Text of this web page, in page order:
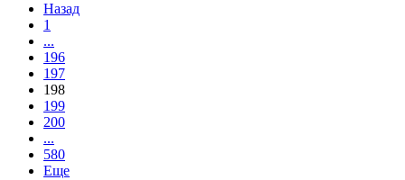
Назад
1
...
196
197
198
199
200
...
580
Еще